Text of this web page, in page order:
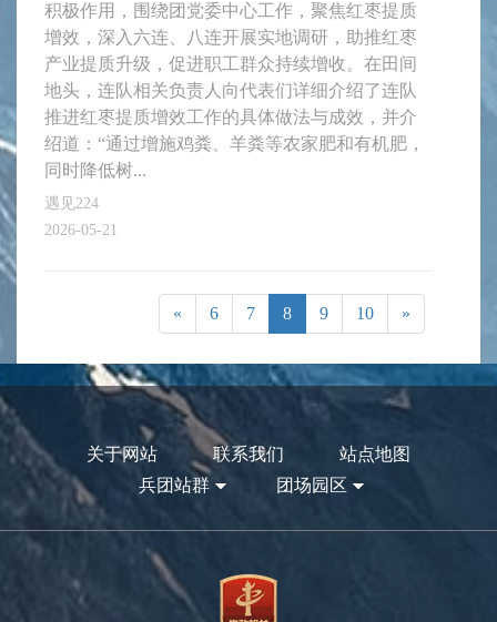
积极作用，围绕团党委中心工作，聚焦红枣提质
增效，深入六连、八连开展实地调研，助推红枣
产业提质升级，促进职工群众持续增收。在田间
地头，连队相关负责人向代表们详细介绍了连队
推进红枣提质增效工作的具体做法与成效，并介
绍道：“通过增施鸡粪、羊粪等农家肥和有机肥，
同时降低树...
遇见224
2026-05-21
« 6 7 8 9 10 »
关于网站 联系我们
站点地图
兵团站群
团场园区